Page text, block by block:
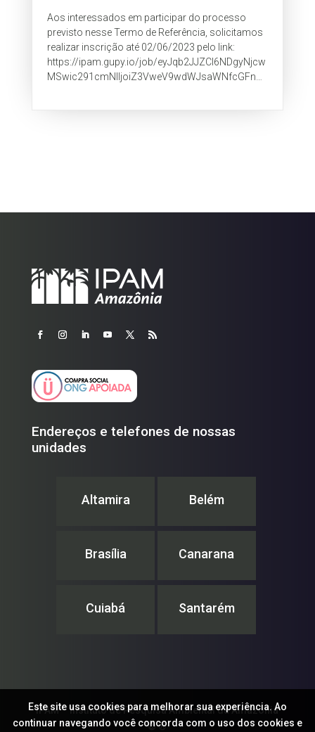
Aos interessados em participar do processo
previsto nesse Termo de Referência, solicitamos
realizar inscrição até 02/06/2023 pelo link:
https://ipam.gupy.io/job/eyJqb2JJZCI6NDgyNjcw
MSwic291cmNlIjoiZ3VweV9wdWJsaWNfcGFnZ
Endereços e telefones de nossas
unidades
Altamira Belém
Brasília Canarana
Cuiabá Santarém
IPAM – Instituto de Pesquisa Ambiental da Amazônia
© ®
Este site usa cookies para melhorar sua experiência. Ao
continuar navegando você concorda com o uso dos cookies e